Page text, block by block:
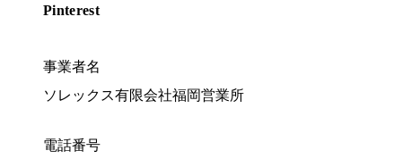
Pinterest
事業者名
ソレックス有限会社福岡営業所
電話番号